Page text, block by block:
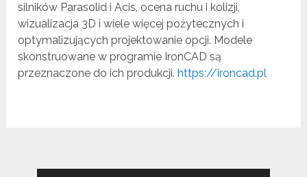
silników Parasolid i Acis, ocena ruchu i kolizji,
wizualizacja 3D i wiele więcej pożytecznych i
optymalizujących projektowanie opcji. Modele
skonstruowane w programie IronCAD są
przeznaczone do ich produkcji. https://ironcad.pl